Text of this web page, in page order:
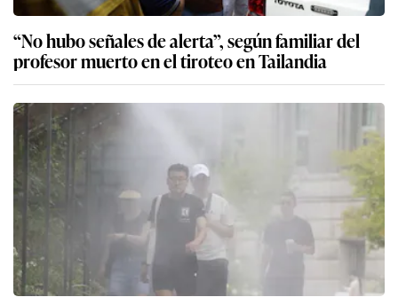
“No hubo señales de alerta”, según familiar del
profesor muerto en el tiroteo en Tailandia